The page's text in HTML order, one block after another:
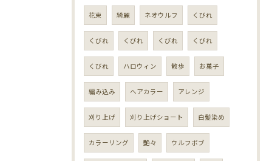
花束 綺麗 ネオウルフ くびれ
くびれ くびれ くびれ くびれ
くびれ ハロウィン 散歩 お菓子
編み込み ヘアカラー アレンジ
刈り上げ 刈り上げショート 白髪染め
カラーリング 艶々 ウルフボブ